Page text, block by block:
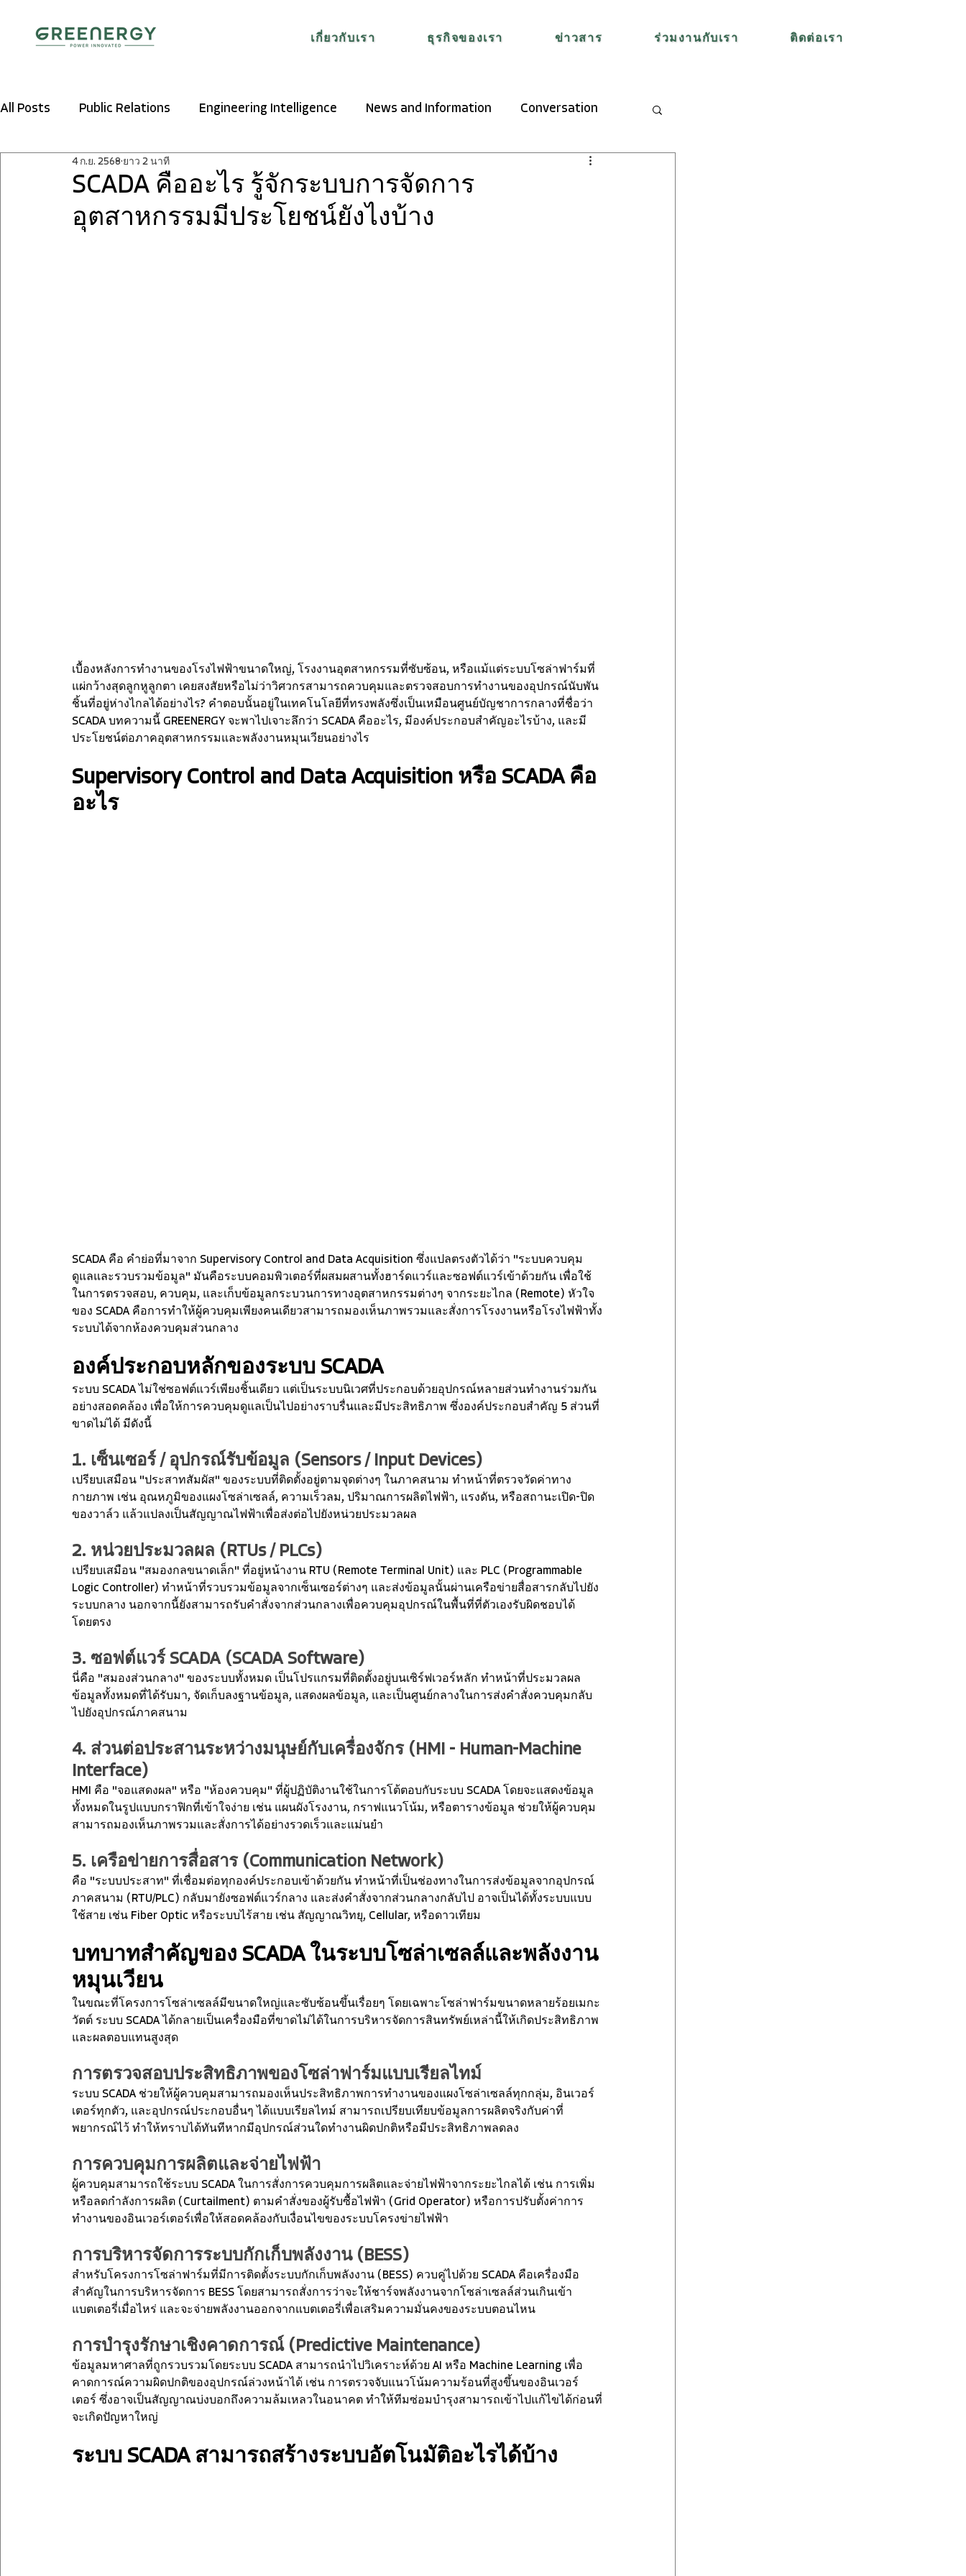
เกี่ยวกับเรา ธุรกิจของเรา ข่าวสาร ร่วมงานกับเรา ติดต่อเรา
All Posts Public Relations Engineering Intelligence News and Information Conversation
SCADA คืออะไร รู้จักระบบการจัดการ
อุตสาหกรรมมีประโยชน์ยังไงบ้าง
4 ก.ย. 2568 ยาว 2 นาที
เบื้องหลังการทำงานของโรงไฟฟ้าขนาดใหญ่, โรงงานอุตสาหกรรมที่ซับซ้อน, หรือแม้แต่ระบบโซล่าฟาร์มที่
แผ่กว้างสุดลูกหูลูกตา เคยสงสัยหรือไม่ว่าวิศวกรสามารถควบคุมและตรวจสอบการทำงานของอุปกรณ์นับพัน
ชิ้นที่อยู่ห่างไกลได้อย่างไร? คำตอบนั้นอยู่ในเทคโนโลยีที่ทรงพลังซึ่งเป็นเหมือนศูนย์บัญชาการกลางที่ชื่อว่า
SCADA บทความนี้ GREENERGY จะพาไปเจาะลึกว่า SCADA คืออะไร, มีองค์ประกอบสำคัญอะไรบ้าง, และมี
ประโยชน์ต่อภาคอุตสาหกรรมและพลังงานหมุนเวียนอย่างไร
Supervisory Control and Data Acquisition หรือ SCADA คือ
อะไร
SCADA คือ คำย่อที่มาจาก Supervisory Control and Data Acquisition ซึ่งแปลตรงตัวได้ว่า "ระบบควบคุม
ดูแลและรวบรวมข้อมูล" มันคือระบบคอมพิวเตอร์ที่ผสมผสานทั้งฮาร์ดแวร์และซอฟต์แวร์เข้าด้วยกัน เพื่อใช้
ในการตรวจสอบ, ควบคุม, และเก็บข้อมูลกระบวนการทางอุตสาหกรรมต่างๆ จากระยะไกล (Remote) หัวใจ
ของ SCADA คือการทำให้ผู้ควบคุมเพียงคนเดียวสามารถมองเห็นภาพรวมและสั่งการโรงงานหรือโรงไฟฟ้าทั้ง
ระบบได้จากห้องควบคุมส่วนกลาง
องค์ประกอบหลักของระบบ SCADA
ระบบ SCADA ไม่ใช่ซอฟต์แวร์เพียงชิ้นเดียว แต่เป็นระบบนิเวศที่ประกอบด้วยอุปกรณ์หลายส่วนทำงานร่วมกัน
อย่างสอดคล้อง เพื่อให้การควบคุมดูแลเป็นไปอย่างราบรื่นและมีประสิทธิภาพ ซึ่งองค์ประกอบสำคัญ 5 ส่วนที่
ขาดไม่ได้ มีดังนี้
1. เซ็นเซอร์ / อุปกรณ์รับข้อมูล (Sensors / Input Devices)
เปรียบเสมือน "ประสาทสัมผัส" ของระบบที่ติดตั้งอยู่ตามจุดต่างๆ ในภาคสนาม ทำหน้าที่ตรวจวัดค่าทาง
กายภาพ เช่น อุณหภูมิของแผงโซล่าเซลล์, ความเร็วลม, ปริมาณการผลิตไฟฟ้า, แรงดัน, หรือสถานะเปิด-ปิด
ของวาล์ว แล้วแปลงเป็นสัญญาณไฟฟ้าเพื่อส่งต่อไปยังหน่วยประมวลผล
2. หน่วยประมวลผล (RTUs / PLCs)
เปรียบเสมือน "สมองกลขนาดเล็ก" ที่อยู่หน้างาน RTU (Remote Terminal Unit) และ PLC (Programmable
Logic Controller) ทำหน้าที่รวบรวมข้อมูลจากเซ็นเซอร์ต่างๆ และส่งข้อมูลนั้นผ่านเครือข่ายสื่อสารกลับไปยัง
ระบบกลาง นอกจากนี้ยังสามารถรับคำสั่งจากส่วนกลางเพื่อควบคุมอุปกรณ์ในพื้นที่ที่ตัวเองรับผิดชอบได้
โดยตรง
3. ซอฟต์แวร์ SCADA (SCADA Software)
นี่คือ "สมองส่วนกลาง" ของระบบทั้งหมด เป็นโปรแกรมที่ติดตั้งอยู่บนเซิร์ฟเวอร์หลัก ทำหน้าที่ประมวลผล
ข้อมูลทั้งหมดที่ได้รับมา, จัดเก็บลงฐานข้อมูล, แสดงผลข้อมูล, และเป็นศูนย์กลางในการส่งคำสั่งควบคุมกลับ
ไปยังอุปกรณ์ภาคสนาม
4. ส่วนต่อประสานระหว่างมนุษย์กับเครื่องจักร (HMI - Human-Machine
Interface)
HMI คือ "จอแสดงผล" หรือ "ห้องควบคุม" ที่ผู้ปฏิบัติงานใช้ในการโต้ตอบกับระบบ SCADA โดยจะแสดงข้อมูล
ทั้งหมดในรูปแบบกราฟิกที่เข้าใจง่าย เช่น แผนผังโรงงาน, กราฟแนวโน้ม, หรือตารางข้อมูล ช่วยให้ผู้ควบคุม
สามารถมองเห็นภาพรวมและสั่งการได้อย่างรวดเร็วและแม่นยำ
5. เครือข่ายการสื่อสาร (Communication Network)
คือ "ระบบประสาท" ที่เชื่อมต่อทุกองค์ประกอบเข้าด้วยกัน ทำหน้าที่เป็นช่องทางในการส่งข้อมูลจากอุปกรณ์
ภาคสนาม (RTU/PLC) กลับมายังซอฟต์แวร์กลาง และส่งคำสั่งจากส่วนกลางกลับไป อาจเป็นได้ทั้งระบบแบบ
ใช้สาย เช่น Fiber Optic หรือระบบไร้สาย เช่น สัญญาณวิทยุ, Cellular, หรือดาวเทียม
บทบาทสำคัญของ SCADA ในระบบโซล่าเซลล์และพลังงาน
หมุนเวียน
ในขณะที่โครงการโซล่าเซลล์มีขนาดใหญ่และซับซ้อนขึ้นเรื่อยๆ โดยเฉพาะโซล่าฟาร์มขนาดหลายร้อยเมกะ
วัตต์ ระบบ SCADA ได้กลายเป็นเครื่องมือที่ขาดไม่ได้ในการบริหารจัดการสินทรัพย์เหล่านี้ให้เกิดประสิทธิภาพ
และผลตอบแทนสูงสุด
การตรวจสอบประสิทธิภาพของโซล่าฟาร์มแบบเรียลไทม์
ระบบ SCADA ช่วยให้ผู้ควบคุมสามารถมองเห็นประสิทธิภาพการทำงานของแผงโซล่าเซลล์ทุกกลุ่ม, อินเวอร์
เตอร์ทุกตัว, และอุปกรณ์ประกอบอื่นๆ ได้แบบเรียลไทม์ สามารถเปรียบเทียบข้อมูลการผลิตจริงกับค่าที่
พยากรณ์ไว้ ทำให้ทราบได้ทันทีหากมีอุปกรณ์ส่วนใดทำงานผิดปกติหรือมีประสิทธิภาพลดลง
การควบคุมการผลิตและจ่ายไฟฟ้า
ผู้ควบคุมสามารถใช้ระบบ SCADA ในการสั่งการควบคุมการผลิตและจ่ายไฟฟ้าจากระยะไกลได้ เช่น การเพิ่ม
หรือลดกำลังการผลิต (Curtailment) ตามคำสั่งของผู้รับซื้อไฟฟ้า (Grid Operator) หรือการปรับตั้งค่าการ
ทำงานของอินเวอร์เตอร์เพื่อให้สอดคล้องกับเงื่อนไขของระบบโครงข่ายไฟฟ้า
การบริหารจัดการระบบกักเก็บพลังงาน (BESS)
สำหรับโครงการโซล่าฟาร์มที่มีการติดตั้งระบบกักเก็บพลังงาน (BESS) ควบคู่ไปด้วย SCADA คือเครื่องมือ
สำคัญในการบริหารจัดการ BESS โดยสามารถสั่งการว่าจะให้ชาร์จพลังงานจากโซล่าเซลล์ส่วนเกินเข้า
แบตเตอรี่เมื่อไหร่ และจะจ่ายพลังงานออกจากแบตเตอรี่เพื่อเสริมความมั่นคงของระบบตอนไหน
การบำรุงรักษาเชิงคาดการณ์ (Predictive Maintenance)
ข้อมูลมหาศาลที่ถูกรวบรวมโดยระบบ SCADA สามารถนำไปวิเคราะห์ด้วย AI หรือ Machine Learning เพื่อ
คาดการณ์ความผิดปกติของอุปกรณ์ล่วงหน้าได้ เช่น การตรวจจับแนวโน้มความร้อนที่สูงขึ้นของอินเวอร์
เตอร์ ซึ่งอาจเป็นสัญญาณบ่งบอกถึงความล้มเหลวในอนาคต ทำให้ทีมซ่อมบำรุงสามารถเข้าไปแก้ไขได้ก่อนที่
จะเกิดปัญหาใหญ่
ระบบ SCADA สามารถสร้างระบบอัตโนมัติอะไรได้บ้าง